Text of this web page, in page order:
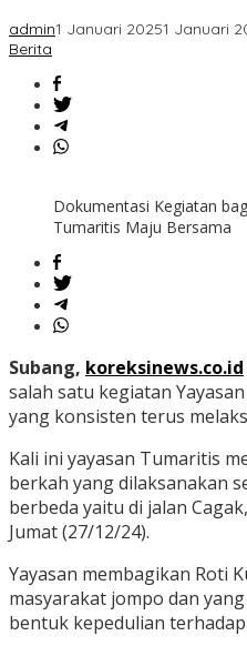
admin1 Januari 20251 Januari
Berita
Dokumentasi Kegiatan
Tumaritis Maju Bersama
Subang, koreksinews.co.id
salah satu kegiatan
yang konsisten terus
Kali ini yayasan Tumaritis
berkah yang dilaksanakan
berbeda yaitu di jalan
Jumat (27/12/24).
Yayasan membagikan Roti
masyarakat jompo dan
bentuk kepedulian terhadap